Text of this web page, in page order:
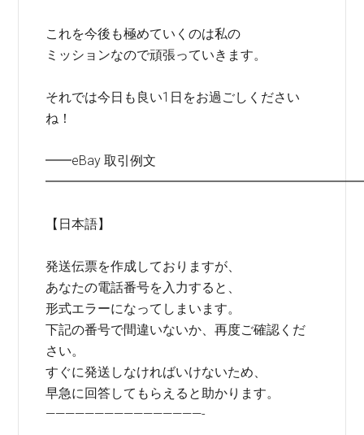
これを今後も極めていくのは私の
ミッションなので頑張っていきます。
それでは今日も良い1日をお過ごしください
ね！
━━eBay 取引例文
【日本語】
発送伝票を作成しておりますが、
あなたの電話番号を入力すると、
形式エラーになってしまいます。
下記の番号で間違いないか、再度ご確認くだ
さい。
すぐに発送しなければいけないため、
早急に回答してもらえると助かります。
————————————————-